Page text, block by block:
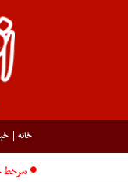
خانه
سرخط